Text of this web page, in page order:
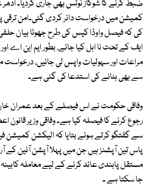
ضبط کرنے کا شوکاز نوٹس بھی جاری کردیا۔
کمیشن میں درخواست دائر کردی گئی۔امن ترقی
ایف کے تحت نا اہل کیا جائے، بطور ایم این اے
مراعات اور سہولیات واپس لی جائیں،
سے بھی ہٹانے کی استدعا کی گئی ہے۔
وفاقی حکومت نے اس فیصلے کے بعد عمران
رجوع کرنے کا فیصلہ کیا ہے۔ وفاقی وزیر قانون
سے گفتگو کرتے ہوئے بتایا کہ الیکشن
مستقل پابندی عائد کرنے کے لیے معاملہ
جا سکتا ہے ۔